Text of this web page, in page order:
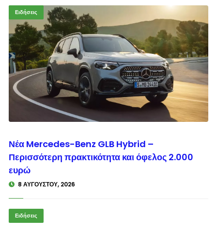
Ειδήσεις
Νέα Mercedes-Benz GLB Hybrid –
Περισσότερη πρακτικότητα και όφελος 2.000
ευρώ
8 ΑΥΓΟΎΣΤΟΥ, 2026
Ειδήσεις